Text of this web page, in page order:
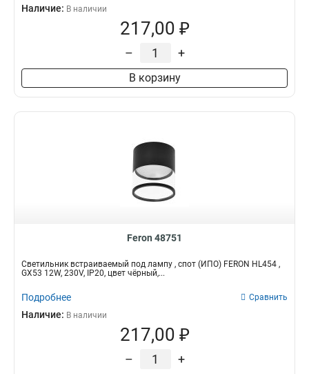
Наличие: В наличии
217,00 ₽
– +
В корзину
Feron 48751
Светильник встраиваемый под лампу , спот (ИПО) FERON HL454 ,
GX53 12W, 230V, IP20, цвет чёрный,...
Подробнее Сравнить
Наличие: В наличии
217,00 ₽
– +